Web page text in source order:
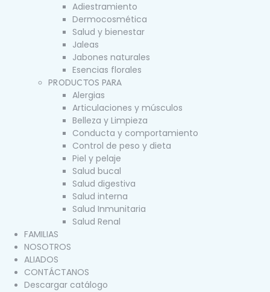
Adiestramiento
Dermocosmética
Salud y bienestar
Jaleas
Jabones naturales
Esencias florales
PRODUCTOS PARA
Alergias
Articulaciones y músculos
Belleza y Limpieza
Conducta y comportamiento
Control de peso y dieta
Piel y pelaje
Salud bucal
Salud digestiva
Salud interna
Salud Inmunitaria
Salud Renal
FAMILIAS
NOSOTROS
ALIADOS
CONTÁCTANOS
Descargar catálogo